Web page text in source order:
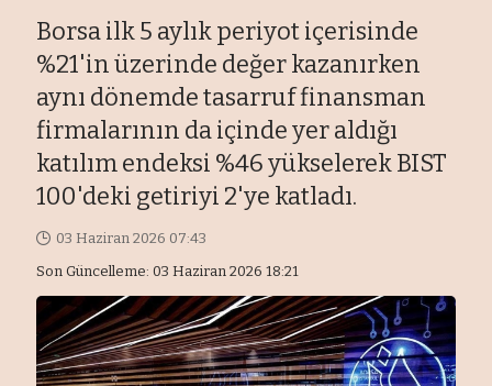
Borsa ilk 5 aylık periyot içerisinde
%21'in üzerinde değer kazanırken
aynı dönemde tasarruf finansman
firmalarının da içinde yer aldığı
katılım endeksi %46 yükselerek BIST
100'deki getiriyi 2'ye katladı.
Son Güncelleme: 03 Haziran 2026 18:21
03 Haziran 2026 07:43